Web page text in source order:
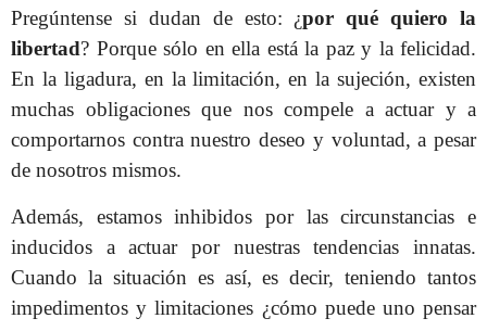
Pregúntense si dudan de esto: ¿por qué quiero la
libertad? Porque sólo en ella está la paz y la felicidad.
En la ligadura, en la limitación, en la sujeción, existen
muchas obligaciones que nos compele a actuar y a
comportarnos contra nuestro deseo y voluntad, a pesar
de nosotros mismos.
Además, estamos inhibidos por las circunstancias e
inducidos a actuar por nuestras tendencias innatas.
Cuando la situación es así, es decir, teniendo tantos
impedimentos y limitaciones ¿cómo puede uno pensar